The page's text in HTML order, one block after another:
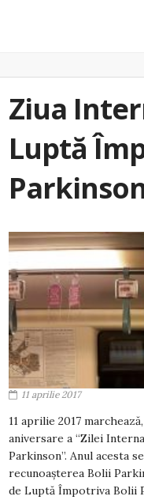
Ziua
Luptă
11 aprilie 2017
11 aprilie 2017
aniversare a “Zilei
Parkinson”. Anul acesta
recunoaşterea Bolii
de Luptă Împotriva Bolii